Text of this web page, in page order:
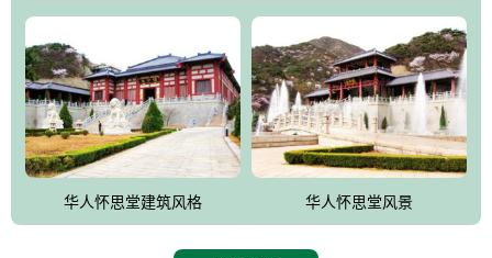
雀，后玄武"的四大吉祥物铜雕挂件。
华人怀思堂建筑风格 华人怀思堂风景